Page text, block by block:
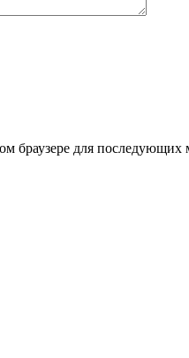
браузере для